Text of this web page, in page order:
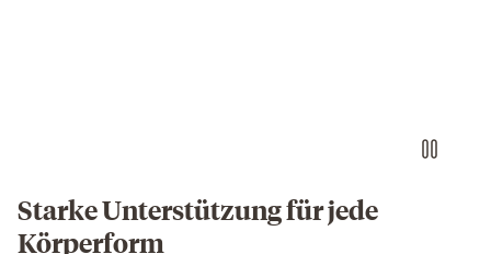
Starke Unterstützung für jede
Körperform